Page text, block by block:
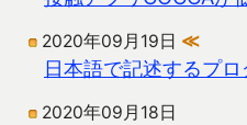
2020年09月19日 ≪
日本語で記述するプ
2020年09月18日